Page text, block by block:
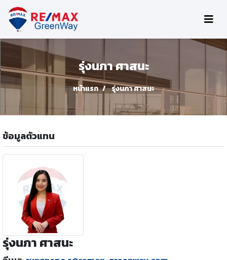
รุ่งนภา ศาสนะ
หน้าแรก รุ่งนภา ศาสนะ
ข้อมูลตัวแทน
รุ่งนภา ศาสนะ